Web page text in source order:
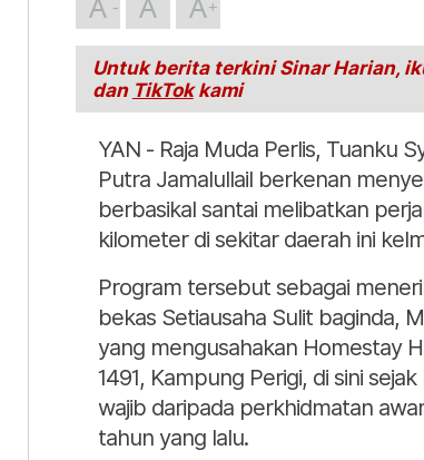
Untuk berita terkini Sinar Harian,
dan TikTokkami
YAN - Raja Muda Perlis, Tuanku
Putra Jamalullail berkenan
berbasikal santai melibatkan
kilometer di sekitar daerah ini
Program tersebut sebagai
bekas Setiausaha Sulit baginda,
yang mengusahakan Homestay
1491, Kampung Perigi, di sini
wajib daripada perkhidmatan
tahun yang lalu.